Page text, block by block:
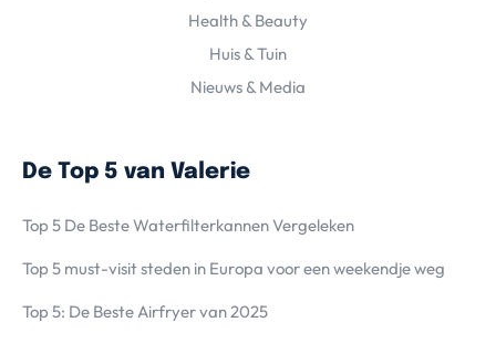
Health & Beauty
Huis & Tuin
Nieuws & Media
De Top 5 van Valerie
Top 5 De Beste Waterfilterkannen Vergeleken
Top 5 must-visit steden in Europa voor een weekendje weg
Top 5: De Beste Airfryer van 2025